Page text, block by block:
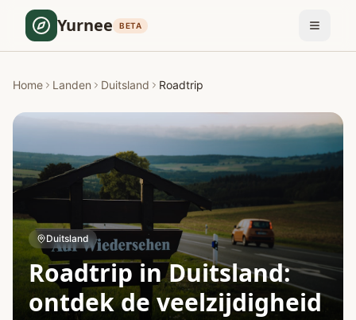
Yurnee BETA
Home Landen Duitsland Roadtrip
Duitsland
Roadtrip in Duitsland:
ontdek de veelzijdigheid